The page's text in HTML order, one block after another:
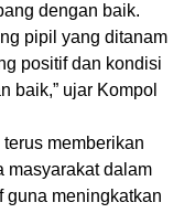
dengan baik.
pipil yang ditanam
positif dan kondisi
baik,” ujar Kompol
memberikan
masyarakat dalam
guna meningkatkan